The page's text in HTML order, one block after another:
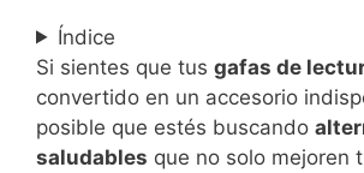
Índice
Si sientes que tus gafas de
convertido en un accesorio
posible que estés buscando
saludables que no solo mejoren